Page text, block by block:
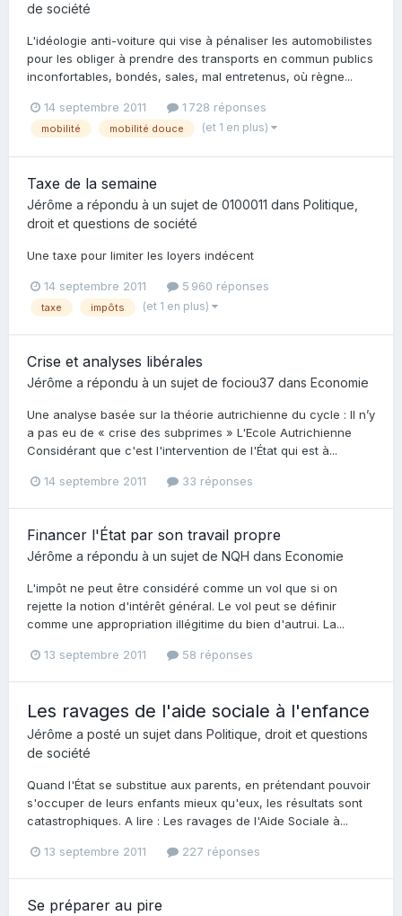
de société
L'idéologie anti-voiture qui vise à pénaliser les automobilistes
pour les obliger à prendre des transports en commun publics
inconfortables, bondés, sales, mal entretenus, où règne...
14 septembre 2011 1 728 réponses
mobilité mobilité douce (et 1 en plus)
Taxe de la semaine
Jérôme a répondu à un sujet de 0100011 dans Politique,
droit et questions de société
Une taxe pour limiter les loyers indécent
14 septembre 2011 5 960 réponses
taxe impôts (et 1 en plus)
Crise et analyses libérales
Jérôme a répondu à un sujet de fociou37 dans Economie
Une analyse basée sur la théorie autrichienne du cycle : Il n’y
a pas eu de « crise des subprimes » L'Ecole Autrichienne
Considérant que c'est l'intervention de l'État qui est à...
14 septembre 2011 33 réponses
Financer l'État par son travail propre
Jérôme a répondu à un sujet de NQH dans Economie
L'impôt ne peut être considéré comme un vol que si on
rejette la notion d'intérêt général. Le vol peut se définir
comme une appropriation illégitime du bien d'autrui. La...
13 septembre 2011 58 réponses
Les ravages de l'aide sociale à l'enfance
Jérôme a posté un sujet dans Politique, droit et questions
de société
Quand l'État se substitue aux parents, en prétendant pouvoir
s'occuper de leurs enfants mieux qu'eux, les résultats sont
catastrophiques. A lire : Les ravages de l'Aide Sociale à...
13 septembre 2011 227 réponses
Se préparer au pire